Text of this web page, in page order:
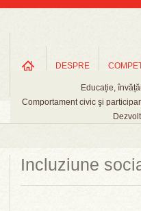
DESPRE
Educație,
Comportament civic şi
Incluziune